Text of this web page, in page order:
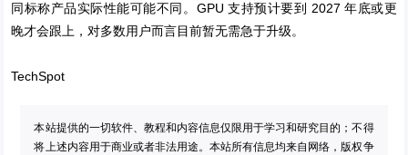
同标称产品实际性能可能不同。GPU 支持预计要到 2027 年底或更
晚才会跟上，对多数用户而言目前暂无需急于升级。
TechSpot
本站提供的一切软件、教程和内容信息仅限用于学习和研究目的；不得
将上述内容用于商业或者非法用途。本站所有信息均来自网络，版权争